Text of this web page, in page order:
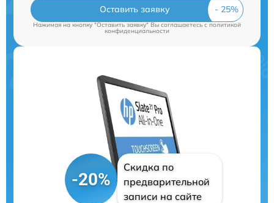
Оставить заявку
Нажимая на кнопку "Оставить заявку" Вы соглашаетесь cполитикой
конфиденциальности
-20%
Скидка по
предварительной
записи на сайте